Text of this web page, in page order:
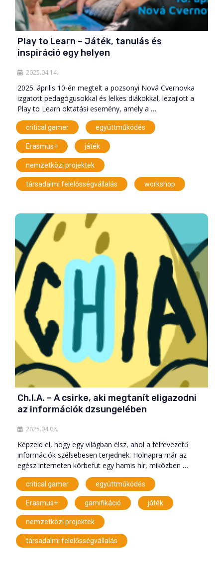
Play to Learn – Játék, tanulás és
inspiráció egy helyen
2025.04.14.
2025. április 10-én megtelt a pozsonyi Nová Cvernovka
izgatott pedagógusokkal és lelkes diákokkal, lezajlott a
Play to Learn oktatási esemény, amely a …
critical gamer együttműködés
Erasmus+ játék
nemzetközi projektek
társadalmi felelősségvállalás workshop
Ch.I.A. – A csirke, aki megtanít eligazodni
az információk dzsungelében
2025.04.08.
Képzeld el, hogy egy világban élsz, ahol a félrevezető
információk szélsebesen terjednek. Holnapra már az
egész interneten körbefut egy hamis hír, miközben …
critical gamer együttműködés
Erasmus+ gamifikáció játék
nemzetközi projektek
társadalmi felelősségvállalás